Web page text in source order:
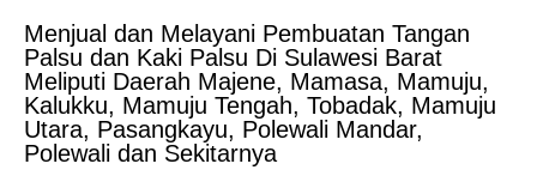
Menjual dan Melayani Pembuatan Tangan
Palsu dan Kaki Palsu Di Sulawesi Barat
Meliputi Daerah Majene, Mamasa, Mamuju,
Kalukku, Mamuju Tengah, Tobadak, Mamuju
Utara, Pasangkayu, Polewali Mandar,
Polewali dan Sekitarnya